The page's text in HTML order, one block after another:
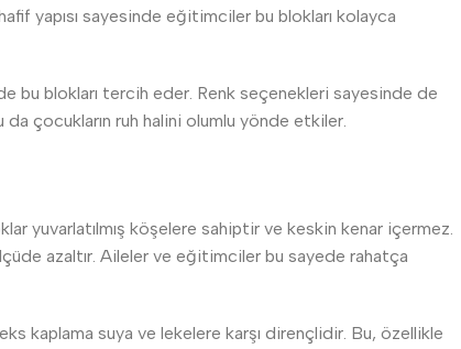
yapısı sayesinde eğitimciler bu blokları kolayca
bu blokları tercih eder. Renk seçenekleri sayesinde de
çocukların ruh halini olumlu yönde etkiler.
yuvarlatılmış köşelere sahiptir ve keskin kenar içermez.
azaltır. Aileler ve eğitimciler bu sayede rahatça
kaplama suya ve lekelere karşı dirençlidir. Bu, özellikle